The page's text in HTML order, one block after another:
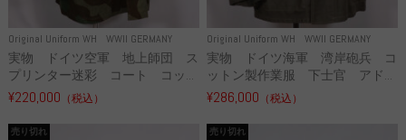
Original Uniform WH WWII GERMANY
実物 ドイツ空軍 地上師団 ス
プリンター迷彩 コート コッ...
¥220,000 （税込）
Original Uniform WH WWII GERMANY
実物 ドイツ海軍 湾岸砲兵 コ
ットン製作業服 下士官 アド...
¥286,000 （税込）
売り切れ 売り切れ